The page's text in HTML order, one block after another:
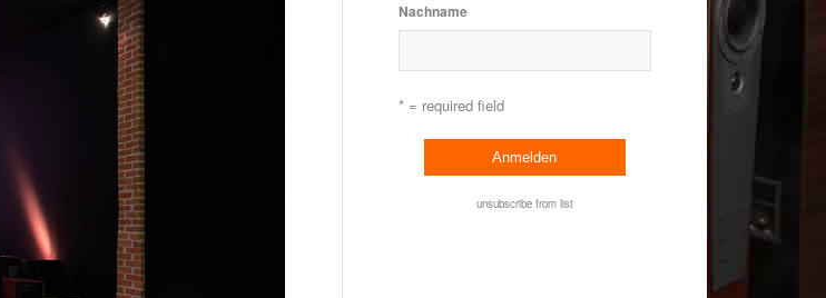
Nachname
* = required field
unsubscribe from list